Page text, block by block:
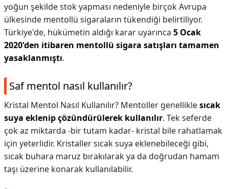
yoğun şekilde stok yapması nedeniyle birçok Avrupa
ülkesinde mentollü sigaraların tükendiği belirtiliyor.
Türkiye'de, hükümetin aldığı karar uyarınca 5 Ocak
2020'den itibaren mentollü sigara satışları tamamen
yasaklanmıştı.
Saf mentol nasıl kullanılır?
Kristal Mentol Nasıl Kullanılır? Mentoller genelliklesıcak
suya eklenip çözündürülerek kullanılır. Tek seferde
çok az miktarda -bir tutam kadar- kristal bile rahatlamak
için yeterlidir. Kristaller sıcak suya eklenebileceği gibi,
sıcak buhara maruz bırakılarak ya da doğrudan hamam
taşı üzerine konarak kullanılabilir.